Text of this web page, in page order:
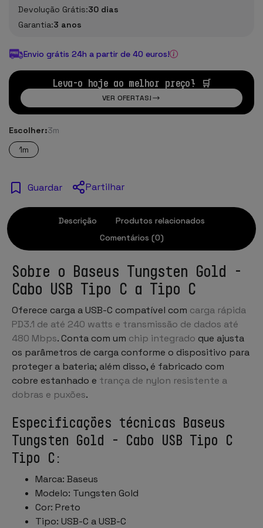
Devolução Grátis:30 dias
Garantia:3 anos
Envio grátis 24h a partir de 40 euros!
Leva-o hoje ao melhor preço! 🛒
VER OFERTAS!
Escolher:3m
1m
Guardar Partilhar
Descrição
Produtos relacionados
Comentários (0)
Sobre o Baseus Tungsten Gold -
Cabo USB Tipo C a Tipo C
Oferece carga a USB-C compatível com carga rápida
PD3.1 de até 240 watts e transmissão de dados até
480 Mbps. Conta com um chip integrado que ajusta
os parâmetros de carga conforme o dispositivo para
proteger a bateria; além disso, é fabricado com
cobre estanhado e trança de nylon resistente a
dobras e puxões.
Especificações técnicas Baseus
Tungsten Gold - Cabo USB Tipo C
Tipo C:
Marca: Baseus
Modelo: Tungsten Gold
Cor: Preto
Tipo: USB-C a USB-C